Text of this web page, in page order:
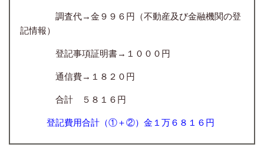
調査代→金９９６円（不動産及び金融機関の登
記情報）
登記事項証明書→１０００円
通信費→１８２０円
合計 ５８１６円
登記費用合計（①＋②）金１万６８１６円